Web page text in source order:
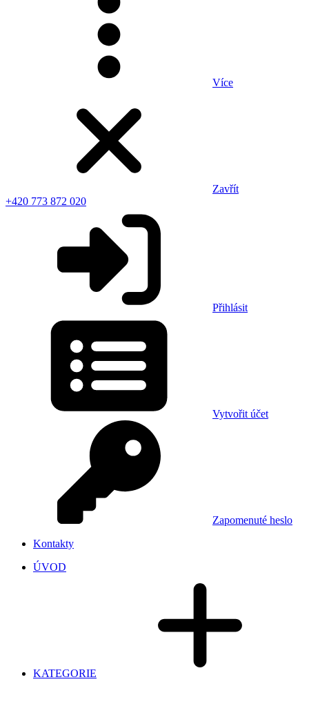
Více
Zavřít
+420 773 872 020
Přihlásit
Vytvořit účet
Zapomenuté heslo
Kontakty
ÚVOD
KATEGORIE